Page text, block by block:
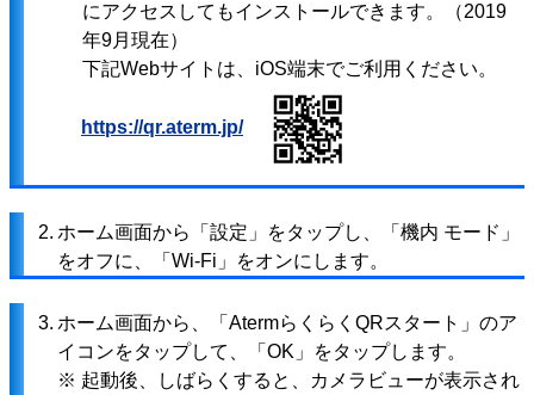
にアクセスしてもインストールできます。（2019
年9月現在）
下記Webサイトは、iOS端末でご利用ください。
https://qr.aterm.jp/
2. ホーム画面から「設定」をタップし、「機内 モード」
をオフに、「Wi-Fi」をオンにします。
3. ホーム画面から、「AtermらくらくQRスタート」のア
イコンをタップして、「OK」をタップします。
※ 起動後、しばらくすると、カメラビューが表示され